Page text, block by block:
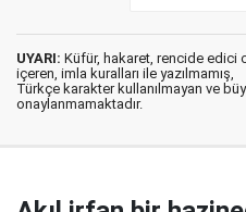
UYARI: Küfür, hakaret, rencide edici
içeren, imla kuralları ile yazılmamış,
Türkçe karakter kullanılmayan ve
onaylanmamaktadır.